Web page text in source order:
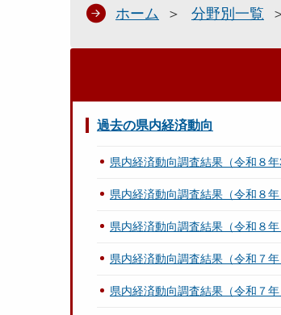
ホーム 分野別一覧
過去の県内経済動向
県内経済動向調査結果（令和８年
県内経済動向調査結果（令和８年
県内経済動向調査結果（令和８年
県内経済動向調査結果（令和７年
県内経済動向調査結果（令和７年